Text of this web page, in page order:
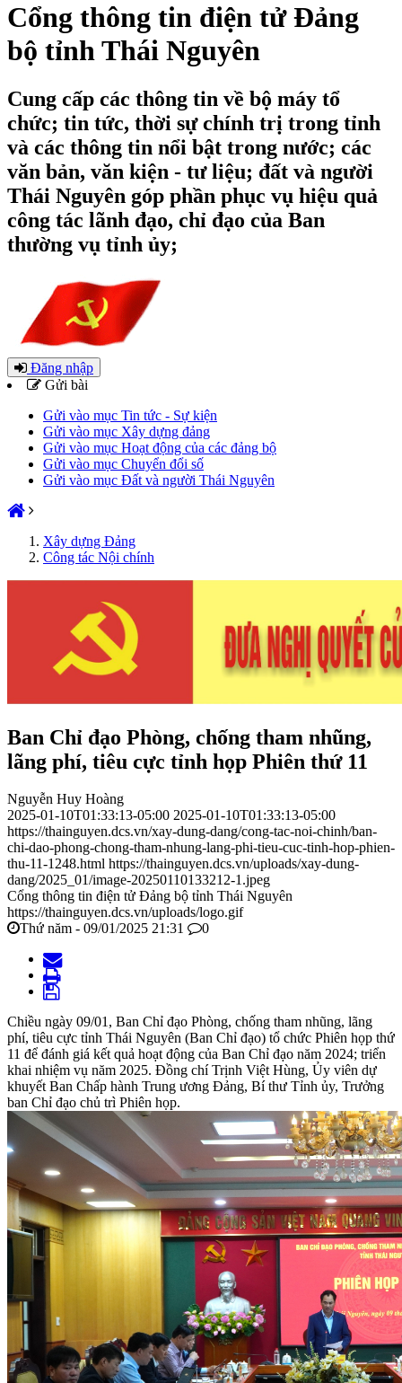
Cổng thông tin điện tử Đảng
bộ tỉnh Thái Nguyên
Cung cấp các thông tin về bộ máy tổ
chức; tin tức, thời sự chính trị trong tỉnh
và các thông tin nổi bật trong nước; các
văn bản, văn kiện - tư liệu; đất và người
Thái Nguyên góp phần phục vụ hiệu quả
công tác lãnh đạo, chỉ đạo của Ban
thường vụ tỉnh ủy;
Đăng nhập
Gửi bài
Gửi vào mục Tin tức - Sự kiện
Gửi vào mục Xây dựng đảng
Gửi vào mục Hoạt động của các đảng bộ
Gửi vào mục Chuyển đổi số
Gửi vào mục Đất và người Thái Nguyên
Xây dựng Đảng
Công tác Nội chính
Ban Chỉ đạo Phòng, chống tham nhũng,
lãng phí, tiêu cực tỉnh họp Phiên thứ 11
Nguyễn Huy Hoàng
2025-01-10T01:33:13-05:00 2025-01-10T01:33:13-05:00
https://thainguyen.dcs.vn/xay-dung-dang/cong-tac-noi-chinh/ban-
chi-dao-phong-chong-tham-nhung-lang-phi-tieu-cuc-tinh-hop-phien-
thu-11-1248.html https://thainguyen.dcs.vn/uploads/xay-dung-
dang/2025_01/image-20250110133212-1.jpeg
Cổng thông tin điện tử Đảng bộ tỉnh Thái Nguyên
https://thainguyen.dcs.vn/uploads/logo.gif
Thứ năm - 09/01/2025 21:31
0
Chiều ngày 09/01, Ban Chỉ đạo Phòng, chống tham nhũng, lãng
phí, tiêu cực tỉnh Thái Nguyên (Ban Chỉ đạo) tổ chức Phiên họp thứ
11 để đánh giá kết quả hoạt động của Ban Chỉ đạo năm 2024; triển
khai nhiệm vụ năm 2025. Đồng chí Trịnh Việt Hùng, Ủy viên dự
khuyết Ban Chấp hành Trung ương Đảng, Bí thư Tỉnh ủy, Trưởng
ban Chỉ đạo chủ trì Phiên họp.